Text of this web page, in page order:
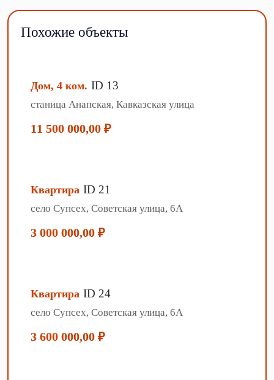
Похожие объекты
Дом, 4 ком. ID 13
станица Анапская, Кавказская улица
11 500 000,00 ₽
Квартира ID 21
село Супсех, Советская улица, 6А
3 000 000,00 ₽
Квартира ID 24
село Супсех, Советская улица, 6А
3 600 000,00 ₽